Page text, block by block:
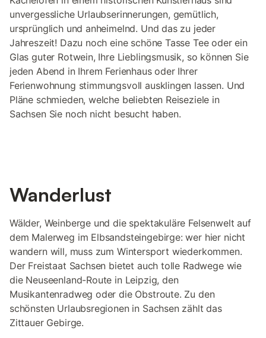
unvergessliche Urlaubserinnerungen, gemütlich,
ursprünglich und anheimelnd. Und das zu jeder
Jahreszeit! Dazu noch eine schöne Tasse Tee oder ein
Glas guter Rotwein, Ihre Lieblingsmusik, so können Sie
jeden Abend in Ihrem Ferienhaus oder Ihrer
Ferienwohnung stimmungsvoll ausklingen lassen. Und
Pläne schmieden, welche beliebten Reiseziele in
Sachsen Sie noch nicht besucht haben.
Wanderlust
Wälder, Weinberge und die spektakuläre Felsenwelt auf
dem Malerweg im Elbsandsteingebirge: wer hier nicht
wandern will, muss zum Wintersport wiederkommen.
Der Freistaat Sachsen bietet auch tolle Radwege wie
die Neuseenland-Route in Leipzig, den
Musikantenradweg oder die Obstroute. Zu den
schönsten Urlaubsregionen in Sachsen zählt das
Zittauer Gebirge.